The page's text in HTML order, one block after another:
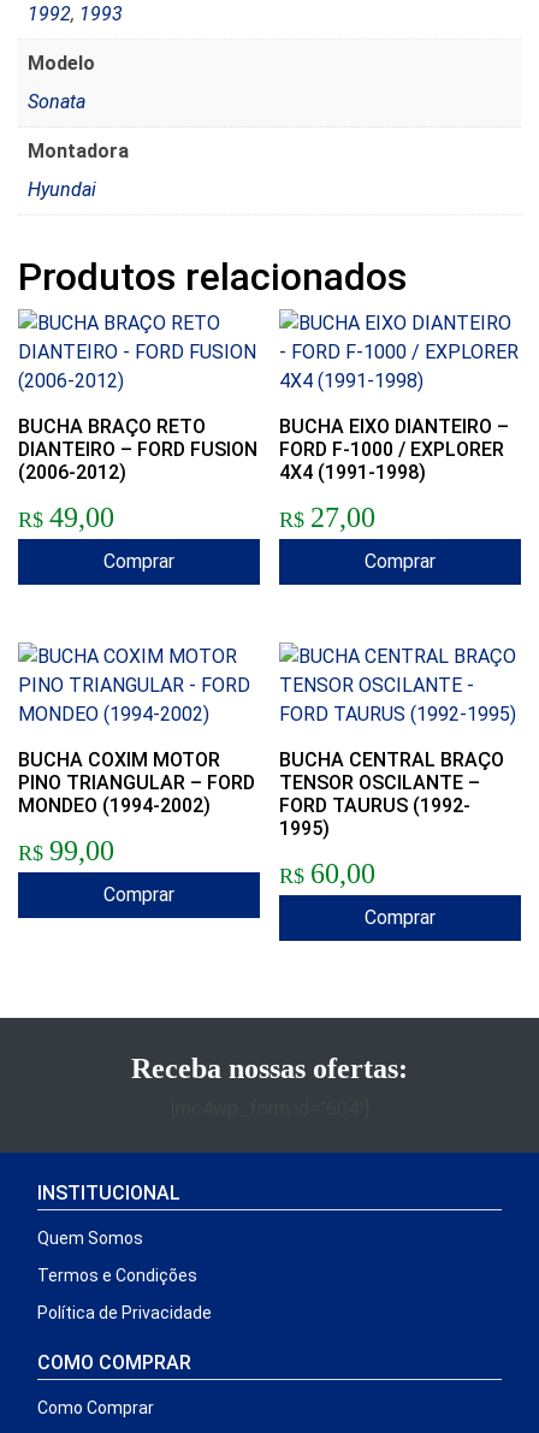
1992, 1993
Modelo
Sonata
Montadora
Hyundai
Produtos relacionados
BUCHA BRAÇO RETO
DIANTEIRO – FORD FUSION
(2006-2012)
R$ 49,00
Comprar
BUCHA EIXO DIANTEIRO –
FORD F-1000 / EXPLORER
4X4 (1991-1998)
R$ 27,00
Comprar
BUCHA COXIM MOTOR
PINO TRIANGULAR – FORD
MONDEO (1994-2002)
R$ 99,00
Comprar
BUCHA CENTRAL BRAÇO
TENSOR OSCILANTE –
FORD TAURUS (1992-
1995)
R$ 60,00
Comprar
Receba nossas ofertas:
INSTITUCIONAL
Quem Somos
Termos e Condições
Política de Privacidade
COMO COMPRAR
Como Comprar